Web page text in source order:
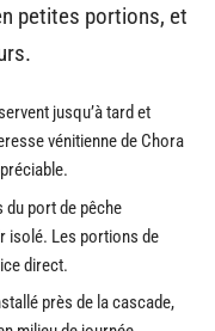
petites portions, et
jusqu’à tard et
vénitienne de Chora
port de pêche
isolé. Les portions de
direct.
près de la cascade,